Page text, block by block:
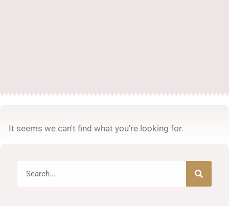
It seems we can't find what you're looking for.